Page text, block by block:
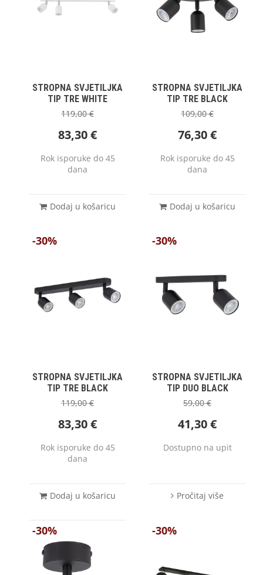
STROPNA SVJETILJKA
TIP TRE WHITE
119,00€
83,30€
Rok isporuke do 45
dana
Dodaj u košaricu
STROPNA SVJETILJKA
TIP TRE BLACK
109,00€
76,30€
Rok isporuke do 45
dana
Dodaj u košaricu
-30%
STROPNA SVJETILJKA
TIP TRE BLACK
119,00€
83,30€
Rok isporuke do 45
dana
Dodaj u košaricu
-30%
STROPNA SVJETILJKA
TIP DUO BLACK
59,00€
41,30€
Dostupno na upit
Pročitaj više
-30% -30%